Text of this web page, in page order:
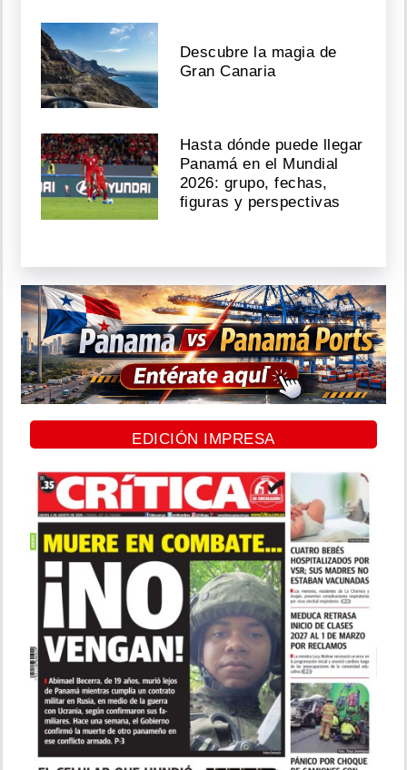
Descubre la magia de
Gran Canaria
Hasta dónde puede llegar
Panamá en el Mundial
2026: grupo, fechas,
figuras y perspectivas
EDICIÓN IMPRESA